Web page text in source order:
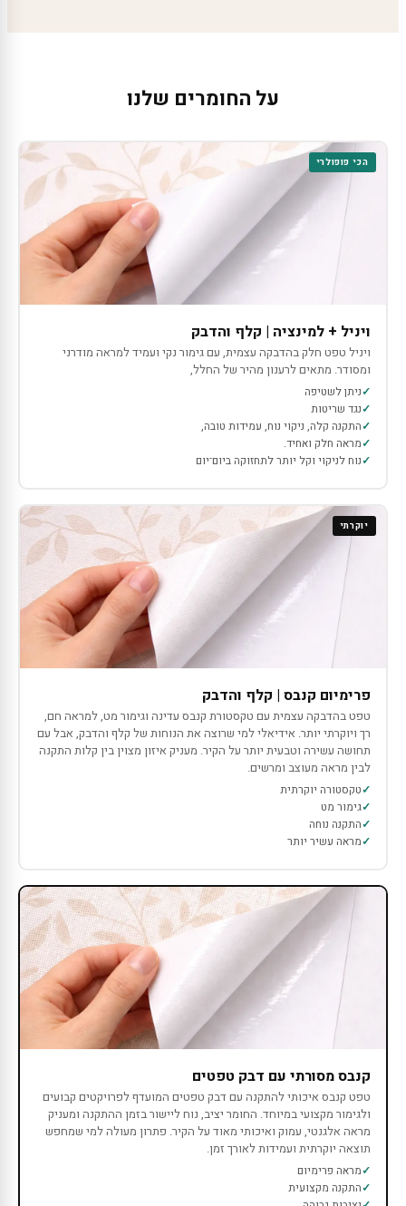
על החומרים שלנו
הכי פופולרי
ויניל + למינציה | קלף והדבק
ויניל טפט חלק בהדבקה עצמית, עם גימור נקי ועמיד למראה מודרני
ומסודר. מתאים לרענון מהיר של החלל,
ניתן לשטיפה
נגד שריטות
התקנה קלה, ניקוי נוח, עמידות טובה,
מראה חלק ואחיד.
נוח לניקוי וקל יותר לתחזוקה ביום־יום
יוקרתי
פרימיום קנבס | קלף והדבק
טפט בהדבקה עצמית עם טקסטורת קנבס עדינה וגימור מט, למראה חם,
רך ויוקרתי יותר. אידיאלי למי שרוצה את הנוחות של קלף והדבק, אבל עם
תחושה עשירה וטבעית יותר על הקיר. מעניק איזון מצוין בין קלות התקנה
לבין מראה מעוצב ומרשים.
טקסטורה יוקרתית
גימור מט
התקנה נוחה
מראה עשיר יותר
קנבס מסורתי עם דבק טפטים
טפט קנבס איכותי להתקנה עם דבק טפטים המועדף לפרויקטים קבועים
ולגימור מקצועי במיוחד. החומר יציב, נוח ליישור בזמן ההתקנה ומעניק
מראה אלגנטי, עמוק ואיכותי מאוד על הקיר. פתרון מעולה למי שמחפש
תוצאה יוקרתית ועמידות לאורך זמן.
מראה פרימיום
התקנה מקצועית